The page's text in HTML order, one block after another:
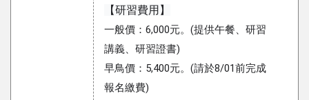
【研習費用】
一般價：6,000元。(提供午餐、研習
講義、研習證書)
早鳥價：5,400元。(請於8/01前完成
報名繳費)